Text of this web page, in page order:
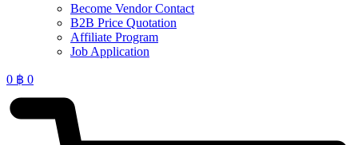
Become Vendor Contact
B2B Price Quotation
Affiliate Program
Job Application
0 ฿ 0